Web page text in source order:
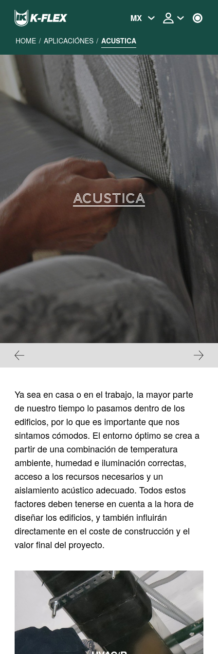
content
MX
HOME / APLICACIÓNES / ACUSTICA
ACUSTICA
Ya sea en casa o en el trabajo, la mayor parte
de nuestro tiempo lo pasamos dentro de los
edificios, por lo que es importante que nos
sintamos cómodos. El entorno óptimo se crea a
partir de una combinación de temperatura
ambiente, humedad e iluminación correctas,
acceso a los recursos necesarios y un
aislamiento acústico adecuado. Todos estos
factores deben tenerse en cuenta a la hora de
diseñar los edificios, y también influirán
directamente en el coste de construcción y el
valor final del proyecto.